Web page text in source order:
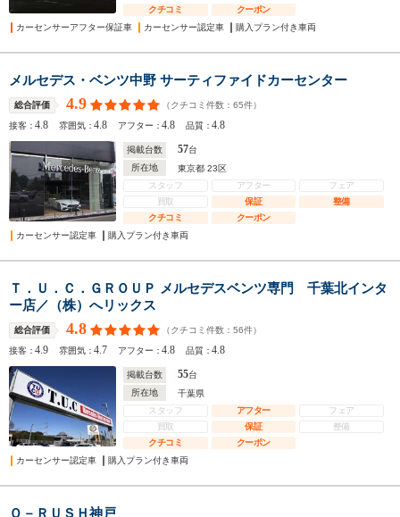
クチコミ
クーポン
カーセンサーアフター保証車
カーセンサー認定車 購入プラン付き車両
メルセデス・ベンツ中野 サーティファイドカーセンター
総合評価 4.9 （クチコミ件数： 65件）
接客：4.8 雰囲気：4.8 アフター：4.8 品質：4.8
掲載台数 57台
所在地
東京都 23区
スタッフ
アフター
フェア
買取
保証
整備
クチコミ
クーポン
カーセンサー認定車
購入プラン付き車両
Ｔ．Ｕ．Ｃ．ＧＲＯＵＰ メルセデスベンツ専門 千葉北インタ
ー店／（株）へリックス
総合評価 4.8 （クチコミ件数： 56件）
接客：4.9 雰囲気：4.7 アフター：4.8 品質：4.8
掲載台数 55台
所在地
千葉県
スタッフ
アフター
フェア
買取
保証
整備
クチコミ
クーポン
カーセンサー認定車
購入プラン付き車両
Ｏ－ＲＵＳＨ神戸